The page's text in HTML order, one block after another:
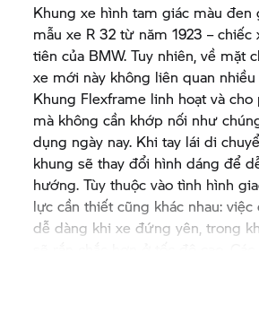
Khung xe hình tam giác màu đen
mẫu xe R 32 từ năm 1923 – chiếc
tiên của BMW. Tuy nhiên, về mặt
xe mới này không liên quan
Khung Flexframe linh hoạt và cho
mà không cần khớp nối như
dụng ngày nay. Khi tay lái di
khung sẽ thay đổi hình dáng để
hướng. Tùy thuộc vào tình hình
lực cần thiết cũng khác nhau:
dễ dàng khi xe đứng yên, trong
được gắn vào để gia tăng khả